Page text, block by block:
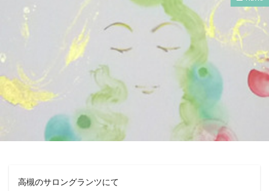
高槻のサロングランツにて